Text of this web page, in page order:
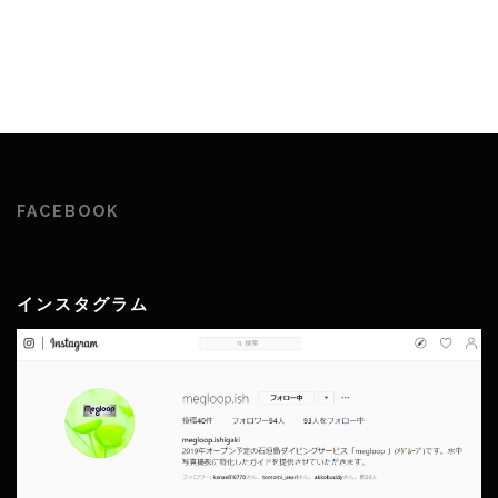
FACEBOOK
インスタグラム